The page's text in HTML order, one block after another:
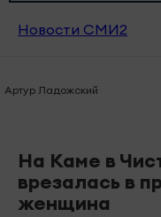
Новости СМИ2
Артур Ладожский
На Каме в
врезалась в
женщина